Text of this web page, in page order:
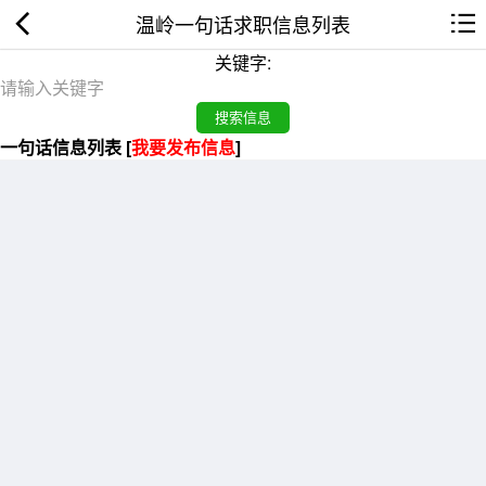
温岭一句话求职信息列表
关键字:
一句话信息列表 [我要发布信息]